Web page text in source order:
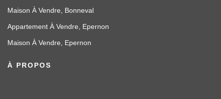
Maison À Vendre, Bonneval
Appartement À Vendre, Epernon
Maison À Vendre, Epernon
À PROPOS